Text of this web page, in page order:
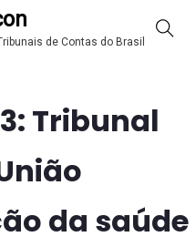
de Contas do Brasil
Tribunal
da saúde